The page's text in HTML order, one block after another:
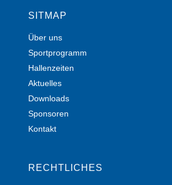
SITMAP
Über uns
Sportprogramm
Hallenzeiten
Aktuelles
Downloads
Sponsoren
Kontakt
RECHTLICHES